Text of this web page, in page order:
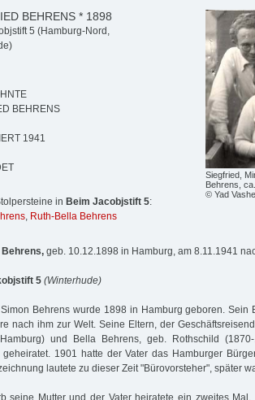
Siegfried,
Behrens,
© Yad
BEHRENS * 1898
5 (Hamburg-Nord,
BEHRENS
1941
in Beim Jacobjstift 5:
, Ruth-Bella Behrens
geb. 10.12.1898 in Hamburg, am 8.11.1941
5 (Winterhude)
Simon Behrens wurde 1898 in Hamburg geboren. Sein
nach ihm zur Welt. Seine Eltern, der
und Bella Behrens, geb. Rothschild
geheiratet. 1901 hatte der Vater das Hamburger
lautete zu dieser Zeit "Bürovorsteher", später
seine Mutter und der Vater heiratete ein zweites